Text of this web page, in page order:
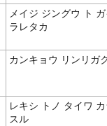
メイジ ジングウ ト
ラレタカ
カンキョウ リンリガ
レキシ トノ タイワ
スル